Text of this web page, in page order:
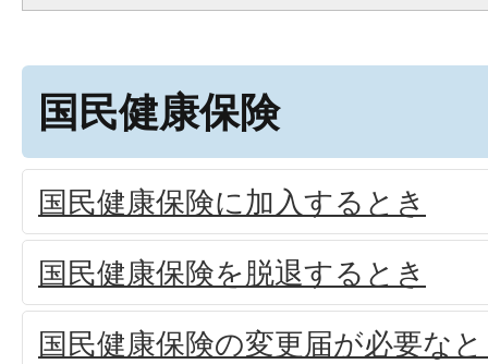
国民健康保険
国民健康保険に加入するとき
国民健康保険を脱退するとき
国民健康保険の変更届が必要な